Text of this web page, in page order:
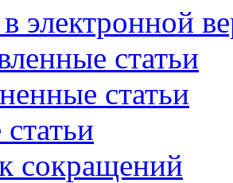
электронной
статьи
статьи
сокращений